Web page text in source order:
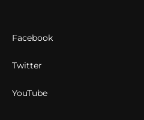
Facebook
Twitter
YouTube